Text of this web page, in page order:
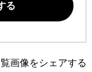
る
画像をシェアする